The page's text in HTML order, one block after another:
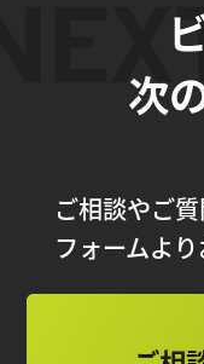
次
ご相談やご
フォームよ